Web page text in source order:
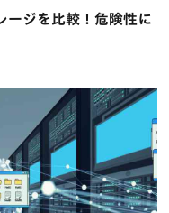
ージを比較！危険性に